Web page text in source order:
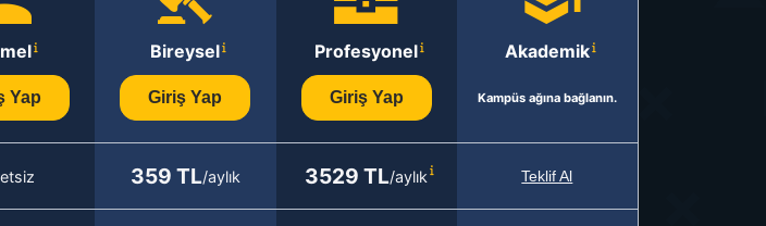
Yap
Bireysel
Giriş Yap
Profesyonel
Giriş Yap
Akademik
Kampüs ağına bağlanın.
359 TL/aylık 3529 TL/aylık Teklif Al